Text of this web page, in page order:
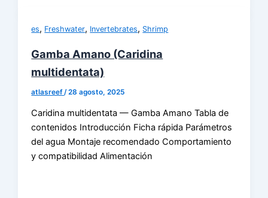
es, Freshwater, Invertebrates, Shrimp
Gamba Amano (Caridina
multidentata)
atlasreef /28 agosto, 2025
Caridina multidentata — Gamba Amano Tabla de
contenidos Introducción Ficha rápida Parámetros
del agua Montaje recomendado Comportamiento
y compatibilidad Alimentación